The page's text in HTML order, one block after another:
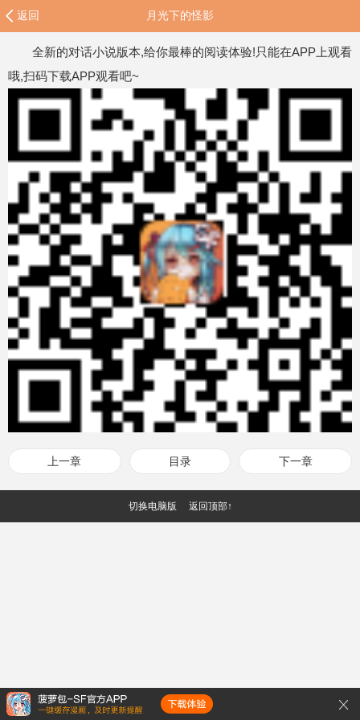
返回 月光下的怪影
全新的对话小说版本,给你最棒的阅读体验!只能在APP上观看
哦,扫码下载APP观看吧~
上一章 目录 下一章
切换电脑版 返回顶部↑